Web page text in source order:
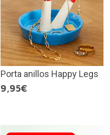
Porta anillos Happy Legs
9,95€